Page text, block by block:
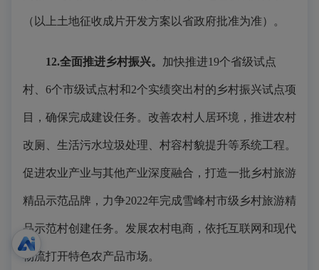
（以上土地征收成片开发方案以省政府批准为准）。
12.全面推进乡村振兴。 加快推进19个省级试点
村、6个市级试点村和2个实绩突出村的乡村振兴试点项
目，确保完成建设任务。改善农村人居环境，推进农村
改厕、生活污水垃圾处理、村容村貌提升等系统工程。
促进农业产业与其他产业深度融合，打造一批乡村旅游
精品示范品牌，力争2022年完成雪峰村市级乡村旅游精
品示范村创建任务。发展农村电商，依托互联网和现代
物流打开特色农产品市场。